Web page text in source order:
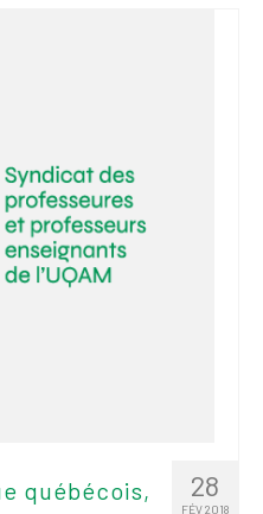
28
FÉV 2018
québécois,